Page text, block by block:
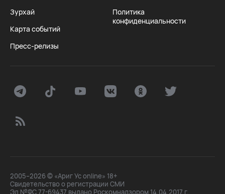
Зурхай
Карта событий
Пресс-релизы
Политика
конфиденциальности
2005–2026 © «Ариг Ус online» 18+
Свидетельство о регистрации СМИ
Эл №ФС 77-69437 выдано Роскомнадзором 14.04.2017 г.